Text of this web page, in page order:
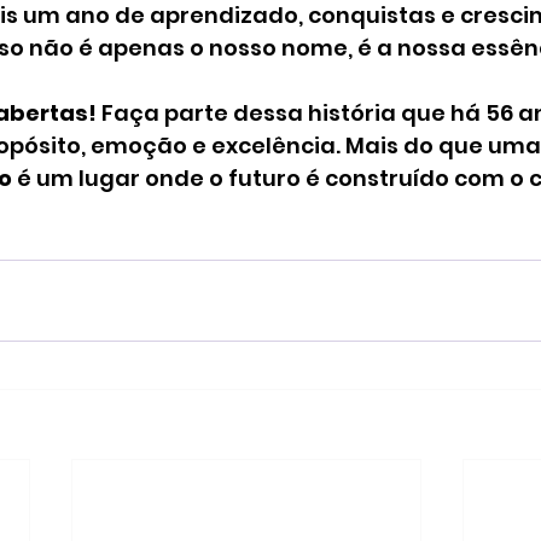
um ano de aprendizado, conquistas e
não é apenas o nosso nome, é a nossa
Faça parte dessa história que há 56
emoção e excelência. Mais do que
é um lugar onde o futuro é construído com o